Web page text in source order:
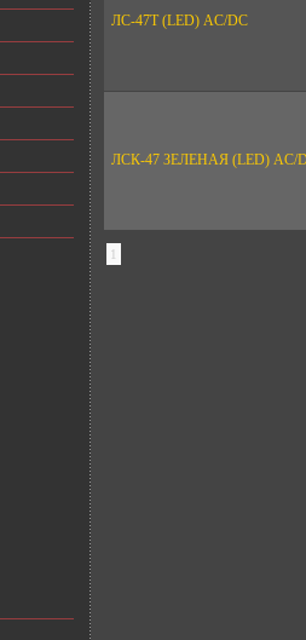
ЛС-47Т (LED) AC/DC
ЛСК-47 ЗЕЛЕНАЯ (LED) AC/
1